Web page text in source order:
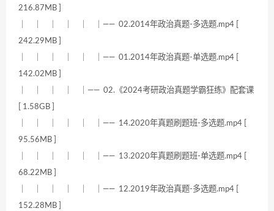
216.87MB ]
｜ ｜ ｜ ｜ ｜ ｜—— 02.2014年政治真题-多选题.mp4 [
242.29MB ]
｜ ｜ ｜ ｜ ｜ ｜—— 01.2014年政治真题-单选题.mp4 [
142.02MB ]
｜ ｜ ｜ ｜ ｜—— 02.《2024考研政治真题学霸狂练》配套课
[ 1.58GB ]
｜ ｜ ｜ ｜ ｜ ｜—— 14.2020年真题刷题班-多选题.mp4 [
95.56MB ]
｜ ｜ ｜ ｜ ｜ ｜—— 13.2020年真题刷题班-单选题.mp4 [
68.22MB ]
｜ ｜ ｜ ｜ ｜ ｜—— 12.2019年政治真题-多选题.mp4 [
152.28MB ]